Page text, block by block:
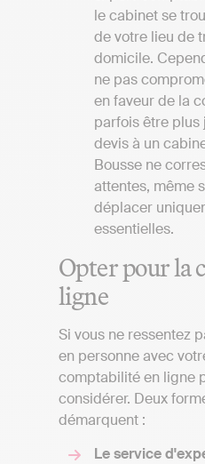
le cabinet se
de votre lieu de
domicile.
ne pas
en faveur de la
parfois être plus
devis à un
Bousse ne
attentes, même
déplacer
essentielles.
Opter pour la
ligne
Si vous ne ressentez
en personne avec
comptabilité en ligne
considérer. Deux
démarquent :
Le service